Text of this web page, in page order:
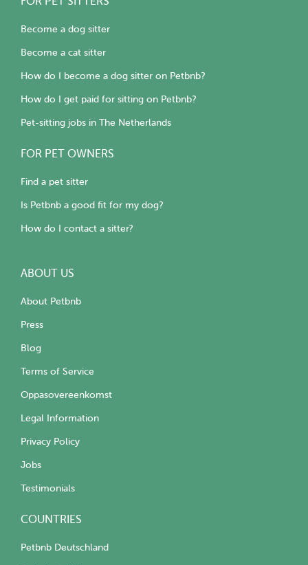
Become a dog sitter
Become a cat sitter
How do I become a dog sitter on Petbnb?
How do I get paid for sitting on Petbnb?
Pet-sitting jobs in The Netherlands
FOR PET OWNERS
Find a pet sitter
Is Petbnb a good fit for my dog?
How do I contact a sitter?
ABOUT US
About Petbnb
Press
Blog
Terms of Service
Oppasovereenkomst
Legal Information
Privacy Policy
Jobs
Testimonials
COUNTRIES
Petbnb Deutschland